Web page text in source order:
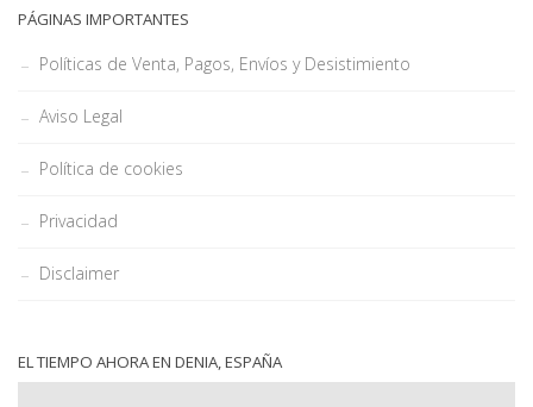
PÁGINAS IMPORTANTES
Políticas de Venta, Pagos, Envíos y Desistimiento
Aviso Legal
Política de cookies
Privacidad
Disclaimer
EL TIEMPO AHORA EN DENIA, ESPAÑA